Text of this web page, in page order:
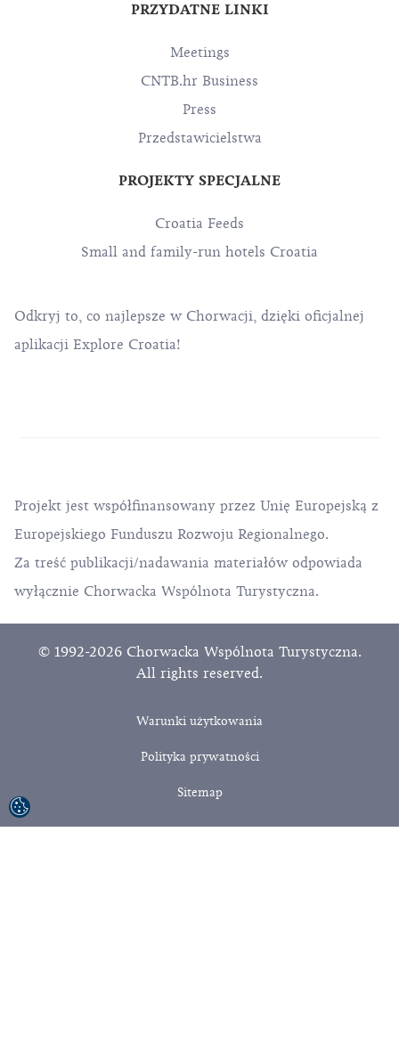
PRZYDATNE LINKI
Meetings
CNTB.hr Business
Press
Przedstawicielstwa
PROJEKTY SPECJALNE
Croatia Feeds
Small and family-run hotels Croatia
Odkryj to, co najlepsze w Chorwacji, dzięki oficjalnej
aplikacji Explore Croatia!
Projekt jest współfinansowany przez Unię Europejską z
Europejskiego Funduszu Rozwoju Regionalnego.
Za treść publikacji/nadawania materiałów odpowiada
wyłącznie Chorwacka Wspólnota Turystyczna.
© 1992-2026 Chorwacka Wspólnota Turystyczna.
All rights reserved.
Warunki użytkowania
Polityka prywatności
Sitemap